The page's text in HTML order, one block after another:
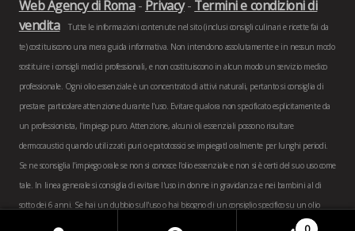
Web Agency di Roma- Privacy- Termini e condizioni di
vendita
Tutte le informazioni contenute nel sito (inclusi consigli culinari e ricette fai da
te) costituiscono una mera guida informativa. Non intendono assolutamente e in nessun modo
sostituire i consigli medici professionali, e non costituiscono in alcun modo un servizio medico
professionale. Ogni olio essenziale è un concentrato di attivi naturali, pertanto si consiglia di
prestare particolare attenzione durante l'uso. Evitare qualora non specificato esplicitamente da
un professionista, l'impiego puro. Attenzione, alcuni oli essenziali possono risultare
dermocaustici quando utilizzati puri o epatotossici se impiegatI oralmente per lunghi periodi.
Se ne sconsiglia l'impiego orale se non si conosce l'olio essenziale e non si è certi del suo uso come
tale. In linea generale si consiglia di evitare l'uso in donne in gravidanza e nei bambini al di
sotto dei 6 anni. Se hai un dubbio sull'uso o hai bisogno di un consiglio specifico su un olio